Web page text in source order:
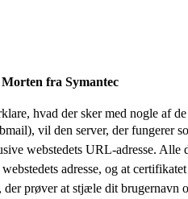
fra Symantec
hvad der sker med nogle af
vil den server, der fungerer
webstedets URL-adresse. Alle
adresse, og at
prøver at stjæle dit